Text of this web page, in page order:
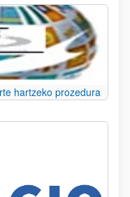
hartzeko prozedura